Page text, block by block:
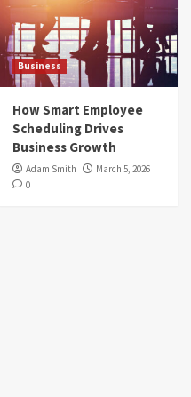
Business
How Smart Employee
Scheduling Drives
Business Growth
Adam Smith
March 5, 2026
0